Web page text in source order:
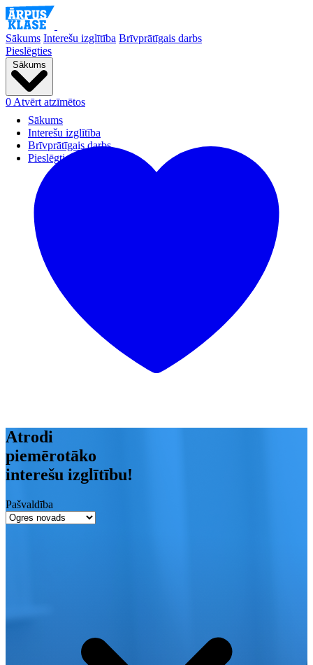
Sākums Interešu izglītība Brīvprātīgais darbs
Pieslēgties
Sākums
Sākums
Interešu izglītība
Brīvprātīgais darbs
Pieslēgties
0 Atvērt atzīmētos
Atrodi
piemērotāko
interešu izglītību!
Pašvaldība